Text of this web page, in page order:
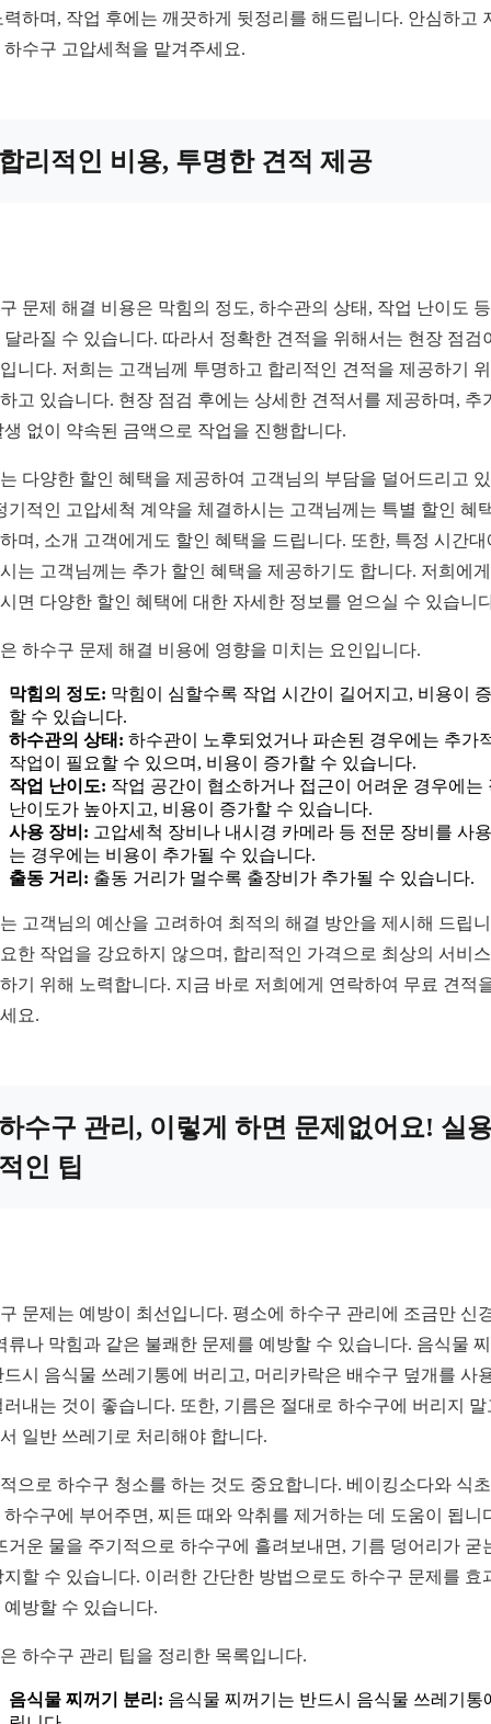
력하며, 작업 후에는 깨끗하게 뒷정리를 해드립니다. 안심하고
하수구 고압세척을 맡겨주세요.
리적인 비용, 투명한 견적 제공
문제 해결 비용은 막힘의 정도, 하수관의 상태, 작업 난이도
달라질 수 있습니다. 따라서 정확한 견적을 위해서는 현장 점검
니다. 저희는 고객님께 투명하고 합리적인 견적을 제공하기
고 있습니다. 현장 점검 후에는 상세한 견적서를 제공하며, 추
생 없이 약속된 금액으로 작업을 진행합니다.
다양한 할인 혜택을 제공하여 고객님의 부담을 덜어드리고
기적인 고압세척 계약을 체결하시는 고객님께는 특별 할인 혜
며, 소개 고객에게도 할인 혜택을 드립니다. 또한, 특정 시간대
는 고객님께는 추가 할인 혜택을 제공하기도 합니다. 저희에
면 다양한 할인 혜택에 대한 자세한 정보를 얻으실 수 있습니
하수구 문제 해결 비용에 영향을 미치는 요인입니다.
막힘의 정도: 막힘이 심할수록 작업 시간이 길어지고, 비용이
할 수 있습니다.
하수관의 상태: 하수관이 노후되었거나 파손된 경우에는 추가
작업이 필요할 수 있으며, 비용이 증가할 수 있습니다.
작업 난이도: 작업 공간이 협소하거나 접근이 어려운 경우에는
난이도가 높아지고, 비용이 증가할 수 있습니다.
사용 장비: 고압세척 장비나 내시경 카메라 등 전문 장비를 사
는 경우에는 비용이 추가될 수 있습니다.
출동 거리: 출동 거리가 멀수록 출장비가 추가될 수 있습니다.
고객님의 예산을 고려하여 최적의 해결 방안을 제시해 드립
한 작업을 강요하지 않으며, 합리적인 가격으로 최상의 서비
기 위해 노력합니다. 지금 바로 저희에게 연락하여 무료 견적
요.
수구 관리, 이렇게 하면 문제없어요! 실
인 팁
문제는 예방이 최선입니다. 평소에 하수구 관리에 조금만 신
류나 막힘과 같은 불쾌한 문제를 예방할 수 있습니다. 음식물
드시 음식물 쓰레기통에 버리고, 머리카락은 배수구 덮개를 사
러내는 것이 좋습니다. 또한, 기름은 절대로 하수구에 버리지 말
일반 쓰레기로 처리해야 합니다.
으로 하수구 청소를 하는 것도 중요합니다. 베이킹소다와 식
하수구에 부어주면, 찌든 때와 악취를 제거하는 데 도움이 됩니
거운 물을 주기적으로 하수구에 흘려보내면, 기름 덩어리가 굳
지할 수 있습니다. 이러한 간단한 방법으로도 하수구 문제를 효
예방할 수 있습니다.
하수구 관리 팁을 정리한 목록입니다.
음식물 찌꺼기 분리: 음식물 찌꺼기는 반드시 음식물 쓰레기통